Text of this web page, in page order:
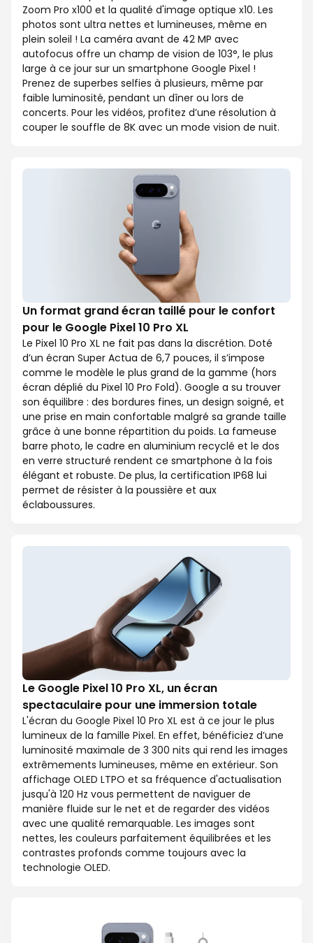
Zoom Pro x100 et la qualité d'image optique x10. Les
photos sont ultra nettes et lumineuses, même en
plein soleil ! La caméra avant de 42 MP avec
autofocus offre un champ de vision de 103°, le plus
large à ce jour sur un smartphone Google Pixel !
Prenez de superbes selfies à plusieurs, même par
faible luminosité, pendant un dîner ou lors de
concerts. Pour les vidéos, profitez d’une résolution à
couper le souffle de 8K avec un mode vision de nuit.
Un format grand écran taillé pour le confort
pour le Google Pixel 10 Pro XL
Le Pixel 10 Pro XL ne fait pas dans la discrétion. Doté
d’un écran Super Actua de 6,7 pouces, il s’impose
comme le modèle le plus grand de la gamme (hors
écran déplié du Pixel 10 Pro Fold). Google a su trouver
son équilibre : des bordures fines, un design soigné, et
une prise en main confortable malgré sa grande taille
grâce à une bonne répartition du poids. La fameuse
barre photo, le cadre en aluminium recyclé et le dos
en verre structuré rendent ce smartphone à la fois
élégant et robuste. De plus, la certification IP68 lui
permet de résister à la poussière et aux
éclaboussures.
Le Google Pixel 10 Pro XL, un écran
spectaculaire pour une immersion totale
L'écran du Google Pixel 10 Pro XL est à ce jour le plus
lumineux de la famille Pixel. En effet, bénéficiez d’une
luminosité maximale de 3 300 nits qui rend les images
extrêmements lumineuses, même en extérieur. Son
affichage OLED LTPO et sa fréquence d'actualisation
jusqu'à 120 Hz vous permettent de naviguer de
manière fluide sur le net et de regarder des vidéos
avec une qualité remarquable. Les images sont
nettes, les couleurs parfaitement équilibrées et les
contrastes profonds comme toujours avec la
technologie OLED.